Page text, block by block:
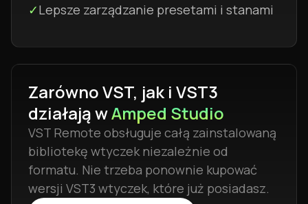
✓Lepsze zarządzanie presetami i stanami
Zarówno VST, jak i VST3
działają wAmped Studio
VST Remote obsługuje całą zainstalowaną
bibliotekę wtyczek niezależnie od
formatu. Nie trzeba ponownie kupować
wersji VST3 wtyczek, które już posiadasz.